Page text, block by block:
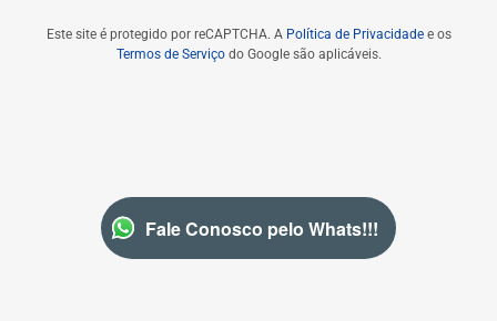
Este site é protegido por reCAPTCHA. A Política de Privacidadee os
Termos de Serviçodo Google são aplicáveis.
Fale Conosco pelo Whats!!!